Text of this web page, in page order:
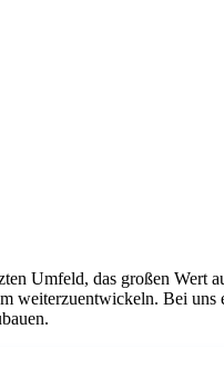
Umfeld, das großen Wert
weiterzuentwickeln. Bei uns